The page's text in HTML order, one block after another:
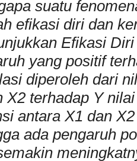
suatu
efikasi diri dan
Efikasi
yang positif
diperoleh dari
X2 terhadap Y
antara X1 dan
ada pengaruh